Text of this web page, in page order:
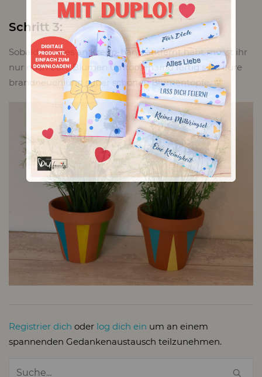
Schritt 3:
Sobald ihr alles an Krepp-band entfernt habt müsst ihr
nur noch eure Blumen umtopfen und fertig sind eure
brandneuen und super schönen Blumentöpfe.
Registrier dich oder log dich ein um an einem
spannenden Gedankenaustausch teilzunehmen.